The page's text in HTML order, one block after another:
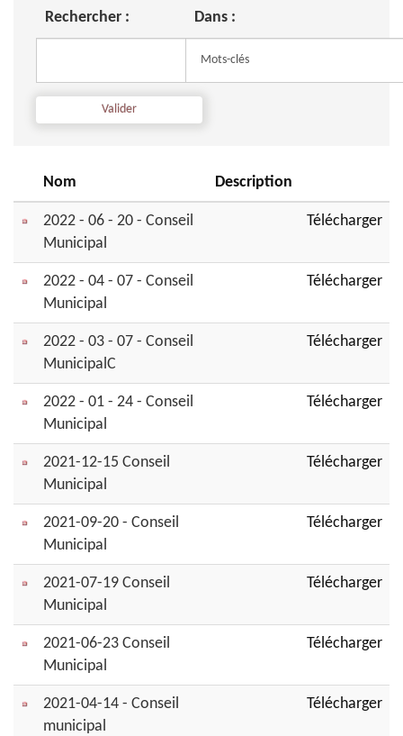
Rechercher : Dans :
Nom Description
2022 - 06 - 20 - Conseil
Municipal
Télécharger
2022 - 04 - 07 - Conseil
Municipal
Télécharger
2022 - 03 - 07 - Conseil
MunicipalC
Télécharger
2022 - 01 - 24 - Conseil
Municipal
Télécharger
2021-12-15 Conseil
Municipal
Télécharger
2021-09-20 - Conseil
Municipal
Télécharger
2021-07-19 Conseil
Municipal
Télécharger
2021-06-23 Conseil
Municipal
Télécharger
2021-04-14 - Conseil
municipal
Télécharger